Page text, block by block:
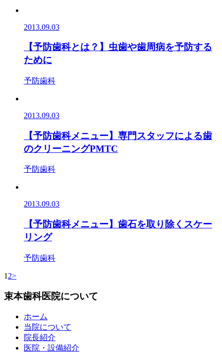
2013.09.03
【予防歯科とは？】虫歯や歯周病を予防する
ために
予防歯科
2013.09.03
【予防歯科メニュー】専門スタッフによる歯
のクリーニングPMTC
予防歯科
2013.09.03
【予防歯科メニュー】歯石を取り除くスケー
リング
予防歯科
1 2>
束本歯科医院について
ホーム
当院について
院長紹介
医院・設備紹介